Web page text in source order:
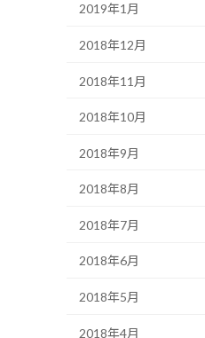
2019年1月
2018年12月
2018年11月
2018年10月
2018年9月
2018年8月
2018年7月
2018年6月
2018年5月
2018年4月